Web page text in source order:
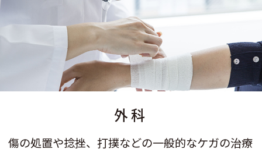
外科
傷の処置や捻挫、打撲などの一般的なケガの治療